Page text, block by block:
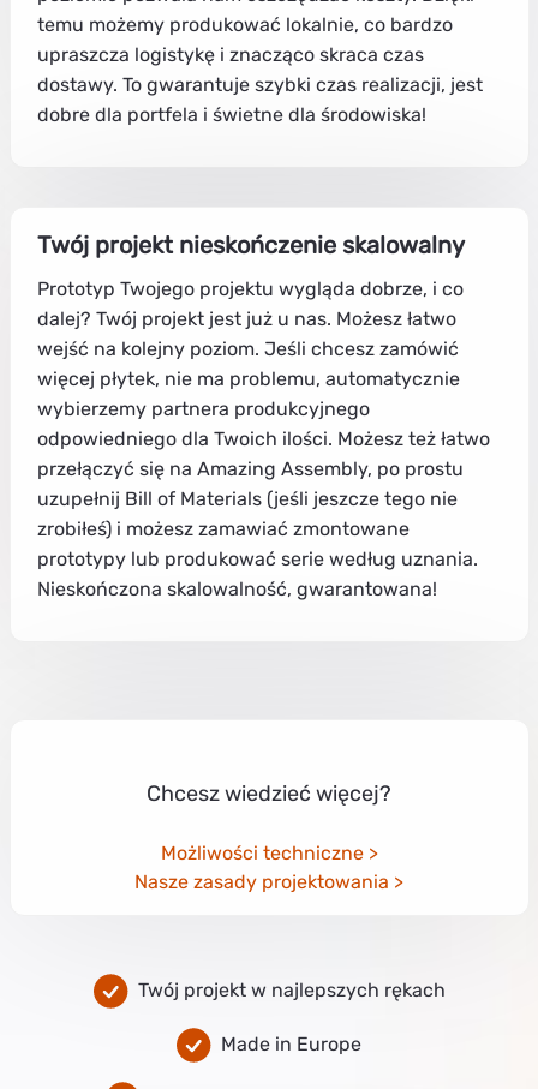
temu możemy produkować lokalnie, co bardzo
upraszcza logistykę i znacząco skraca czas
dostawy. To gwarantuje szybki czas realizacji, jest
dobre dla portfela i świetne dla środowiska!
Twój projekt nieskończenie skalowalny
Prototyp Twojego projektu wygląda dobrze, i co
dalej? Twój projekt jest już u nas. Możesz łatwo
wejść na kolejny poziom. Jeśli chcesz zamówić
więcej płytek, nie ma problemu, automatycznie
wybierzemy partnera produkcyjnego
odpowiedniego dla Twoich ilości. Możesz też łatwo
przełączyć się na Amazing Assembly, po prostu
uzupełnij Bill of Materials (jeśli jeszcze tego nie
zrobiłeś) i możesz zamawiać zmontowane
prototypy lub produkować serie według uznania.
Nieskończona skalowalność, gwarantowana!
Chcesz wiedzieć więcej?
Możliwości techniczne
Nasze zasady projektowania
Twój projekt w najlepszych rękach
Made in Europe